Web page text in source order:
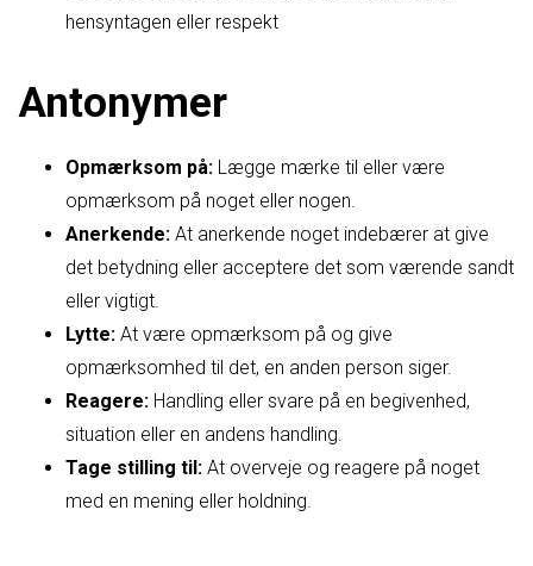
hensyntagen eller respekt
Antonymer
Opmærksom på: Lægge mærke til eller være
opmærksom på noget eller nogen.
Anerkende: At anerkende noget indebærer at give
det betydning eller acceptere det som værende sandt
eller vigtigt.
Lytte: At være opmærksom på og give
opmærksomhed til det, en anden person siger.
Reagere: Handling eller svare på en begivenhed,
situation eller en andens handling.
Tage stilling til: At overveje og reagere på noget
med en mening eller holdning.